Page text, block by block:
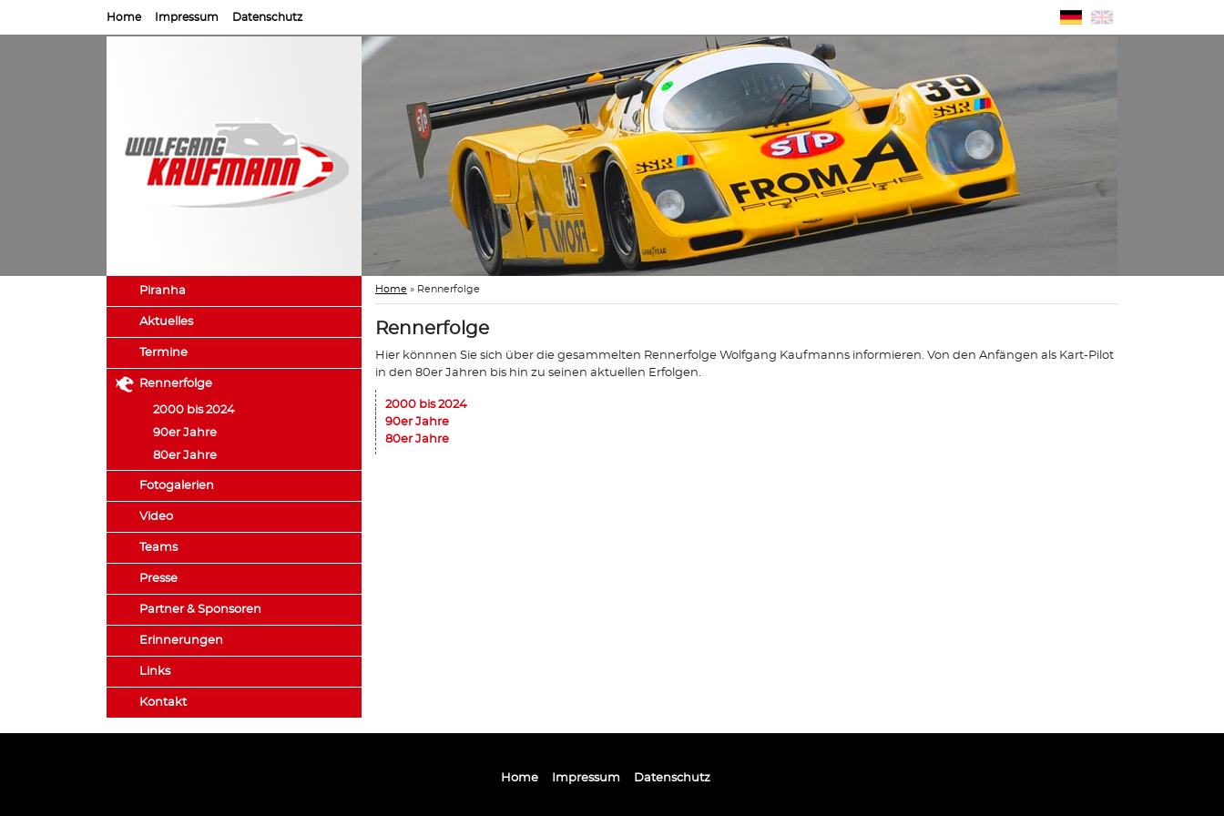
Home Impressum Datenschutz
Piranha
Aktuelles
Termine
Rennerfolge
2000 bis 2024
90er Jahre
80er Jahre
Fotogalerien
Video
Teams
Presse
Partner & Sponsoren
Erinnerungen
Links
Kontakt
Home » Rennerfolge
Rennerfolge
Hier könnnen Sie sich über die gesammelten Rennerfolge Wolfgang Kaufmanns informieren. Von den Anfängen als Kart-Pilot
in den 80er Jahren bis hin zu seinen aktuellen Erfolgen.
2000 bis 2024
90er Jahre
80er Jahre
Home Impressum Datenschutz